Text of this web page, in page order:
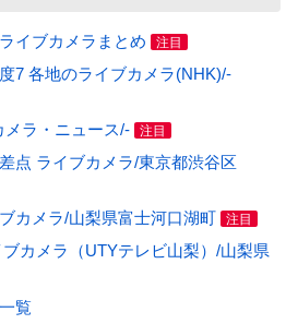
イブカメラまとめ 注目
7 各地のライブカメラ(NHK)/-
ラ・ニュース/- 注目
点 ライブカメラ/東京都渋谷区
カメラ/山梨県富士河口湖町 注目
カメラ（UTYテレビ山梨）/山梨県
覧